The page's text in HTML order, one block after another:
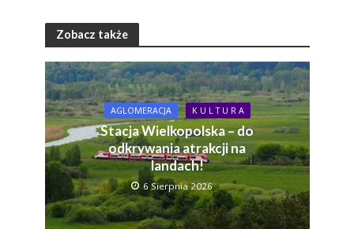
Zobacz także
AGLOMERACJA K U L T U R A
Stacja Wielkopolska – do
odkrywania atrakcji na
landach!
6 Sierpnia 2026